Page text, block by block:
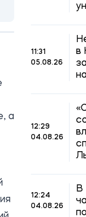
а
11:31
05.08.26
в
12:29
04.08.26
12:24
04.08.26
В